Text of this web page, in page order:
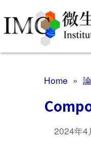
Home »
2024年4